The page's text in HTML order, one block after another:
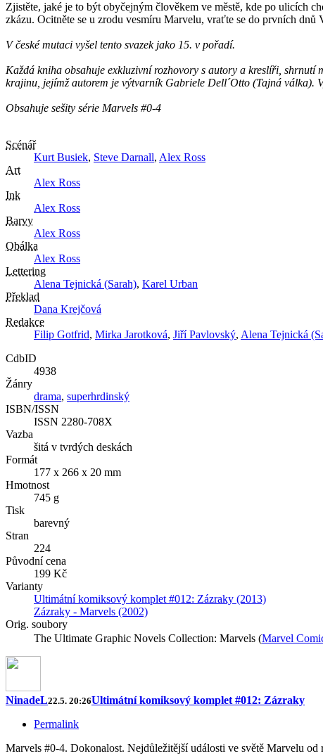
Zjistěte, jaké je to být obyčejným člověkem ve městě, kde po ulicích
zkázu. Ocitněte se u zrodu vesmíru Marvelu, vraťte se do prvních
V české mutaci vyšel tento svazek jako 15. v pořadí.
Každá kniha obsahuje exkluzivní rozhovory s autory a kreslíři,
krajinu, jejímž autorem je výtvarník Gabriele Dell´Otto (Tajná válka).
Obsahuje sešity série Marvels #0-4
Scénář
Kurt Busiek, Steve Darnall, Alex Ross
Art
Alex Ross
Ink
Alex Ross
Barvy
Alex Ross
Obálka
Alex Ross
Lettering
Alena Tejnická (Sarah), Karel Urban
Překlad
Dana Krejčová
Redakce
Filip Gotfrid, Mirka Jarotková, Jiří Pavlovský, Alena Tejnická
CdbID
4938
Žánry
drama, superhrdinský
ISBN/ISSN
ISSN 2280-708X
Vazba
šitá v tvrdých deskách
Formát
177 x 266 x 20 mm
Hmotnost
745 g
Tisk
barevný
Stran
224
Původní cena
199 Kč
Varianty
Ultimátní komiksový komplet #012: Zázraky (2013)
Zázraky - Marvels (2002)
Orig. soubory
The Ultimate Graphic Novels Collection: Marvels (Marvel
NinadeL22.5. 20:26Ultimátní komiksový komplet #012: Zázraky
Permalink
Marvels #0-4. Dokonalost. Nejdůležitější události ve světě Marvelu